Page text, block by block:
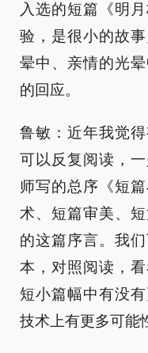
入选的短篇《明
验，是很小的故
晕中、亲情的光
的回应。
鲁敏：近年我觉
可以反复阅读，
师写的总序《短
术、短篇审美、
的这篇序言。我
本，对照阅读，
短小篇幅中有没
技术上有更多可能